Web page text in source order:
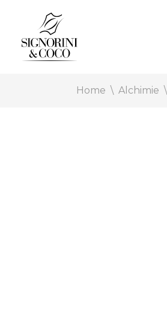
Home Alchimie